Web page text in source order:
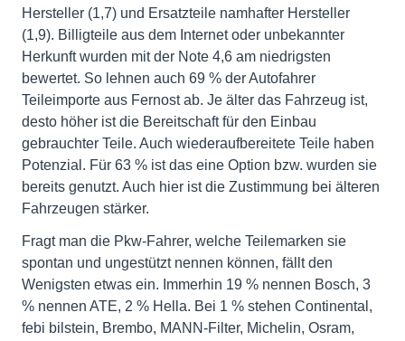
Hersteller (1,7) und Ersatzteile namhafter Hersteller
(1,9). Billigteile aus dem Internet oder unbekannter
Herkunft wurden mit der Note 4,6 am niedrigsten
bewertet. So lehnen auch 69 % der Autofahrer
Teileimporte aus Fernost ab. Je älter das Fahrzeug ist,
desto höher ist die Bereitschaft für den Einbau
gebrauchter Teile. Auch wiederaufbereitete Teile haben
Potenzial. Für 63 % ist das eine Option bzw. wurden sie
bereits genutzt. Auch hier ist die Zustimmung bei älteren
Fahrzeugen stärker.
Fragt man die Pkw-Fahrer, welche Teilemarken sie
spontan und ungestützt nennen können, fällt den
Wenigsten etwas ein. Immerhin 19 % nennen Bosch, 3
% nennen ATE, 2 % Hella. Bei 1 % stehen Continental,
febi bilstein, Brembo, MANN-Filter, Michelin, Osram,